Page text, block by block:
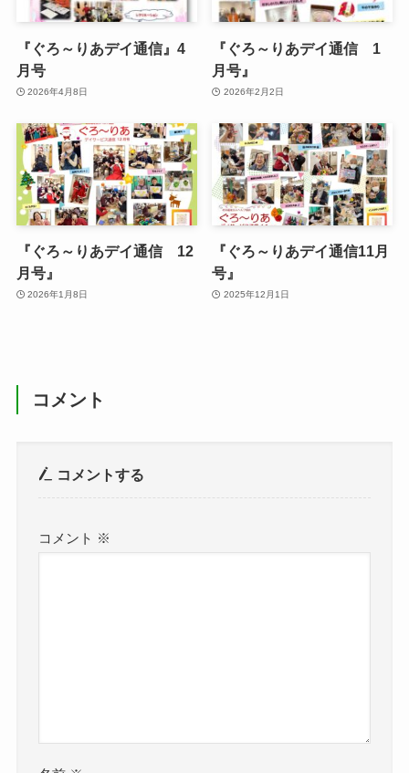
『ぐろ～りあデイ通信』4
月号
2026年4月8日
『ぐろ～りあデイ通信 1
月号』
2026年2月2日
『ぐろ～りあデイ通信 12
月号』
2026年1月8日
『ぐろ～りあデイ通信11月
号』
2025年12月1日
コメント
コメントする
コメント ※